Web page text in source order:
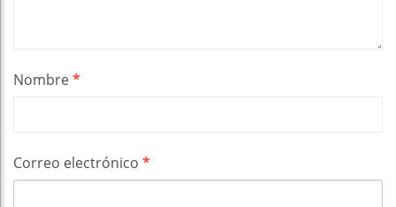
Nombre*
Correo electrónico *